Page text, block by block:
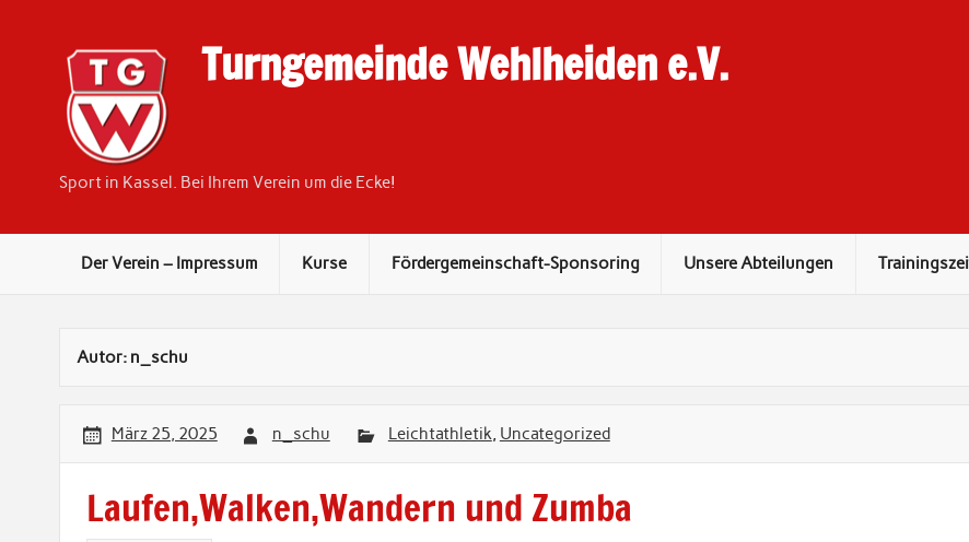
Turngemeinde Wehlheiden e.V.
Sport in Kassel. Bei Ihrem Verein um die Ecke!
Der Verein – Impressum Kurse Fördergemeinschaft-Sponsoring Unsere Abteilungen
Autor: n_schu
März 25, 2025 n_schu Leichtathletik, Uncategorized
Laufen,Walken,Wandern und Zumba